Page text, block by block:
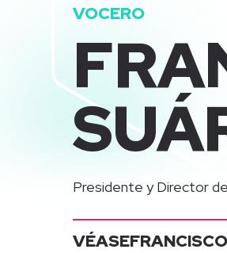
VOCERO
Presidente y Director
VÉASE